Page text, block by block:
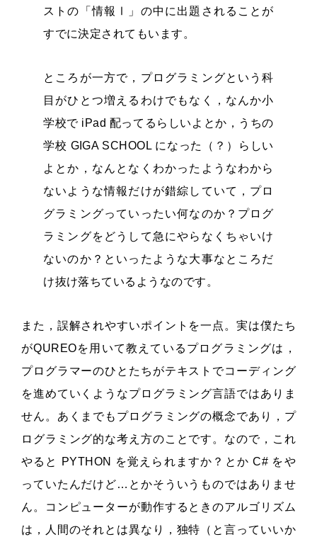
ストの「情報Ⅰ」の中に出題されることが
すでに決定されてもいます。
ところが一方で，プログラミングという科
目がひとつ増えるわけでもなく，なんか小
学校で iPad 配ってるらしいよとか，うちの
学校 GIGA SCHOOL になった（？）らしい
よとか，なんとなくわかったようなわから
ないような情報だけが錯綜していて，プロ
グラミングっていったい何なのか？プログ
ラミングをどうして急にやらなくちゃいけ
ないのか？といったような大事なところだ
け抜け落ちているようなのです。
また，誤解されやすいポイントを一点。実は僕たち
がQUREOを用いて教えているプログラミングは，
プログラマーのひとたちがテキストでコーディング
を進めていくようなプログラミング言語ではありま
せん。あくまでもプログラミングの概念であり，プ
ログラミング的な考え方のことです。なので，これ
やると PYTHON を覚えられますか？とか C# をや
っていたんだけど…とかそういうものではありませ
ん。コンピューターが動作するときのアルゴリズム
は，人間のそれとは異なり，独特（と言っていいか